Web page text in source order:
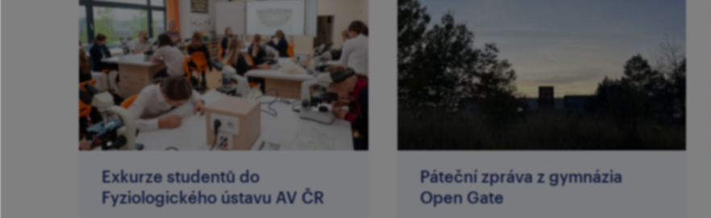
Exkurze studentů do
Fyziologického ústavu AV ČR
Páteční zpráva z gymnázia
Open Gate